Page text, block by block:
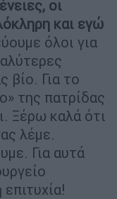
οι
και εγώ
όλοι για
βίο. Για το
της πατρίδας
Ξέρω καλά ότι
λέμε.
Για αυτά